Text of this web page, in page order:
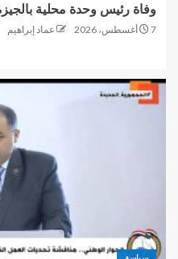
وفاة رئيس وحدة محلية بالجيزة
7 أغسطس، 2026 عماد إبراهيم